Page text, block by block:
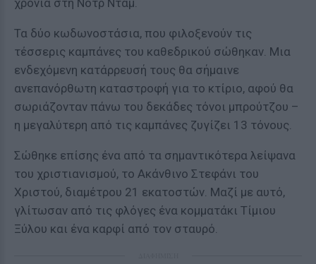
χρόνια στη Νοτρ Νταμ.
Τα δύο κωδωνοστάσια, που φιλοξενούν τις
τέσσερις καμπάνες του καθεδρικού σώθηκαν. Μια
ενδεχόμενη κατάρρευσή τους θα σήμαινε
ανεπανόρθωτη καταστροφή για το κτίριο, αφού θα
σωριάζονταν πάνω του δεκάδες τόνοι μπρούτζου –
η μεγαλύτερη από τις καμπάνες ζυγίζει 13 τόνους.
Σώθηκε επίσης ένα από τα σημαντικότερα λείψανα
του χριστιανισμού, το Ακάνθινο Στεφάνι του
Χριστού, διαμέτρου 21 εκατοστών. Μαζί με αυτό,
γλίτωσαν από τις φλόγες ένα κομματάκι Τίμιου
Ξύλου και ένα καρφί από τον σταυρό.